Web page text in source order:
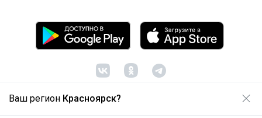
Ваш регион Красноярск?